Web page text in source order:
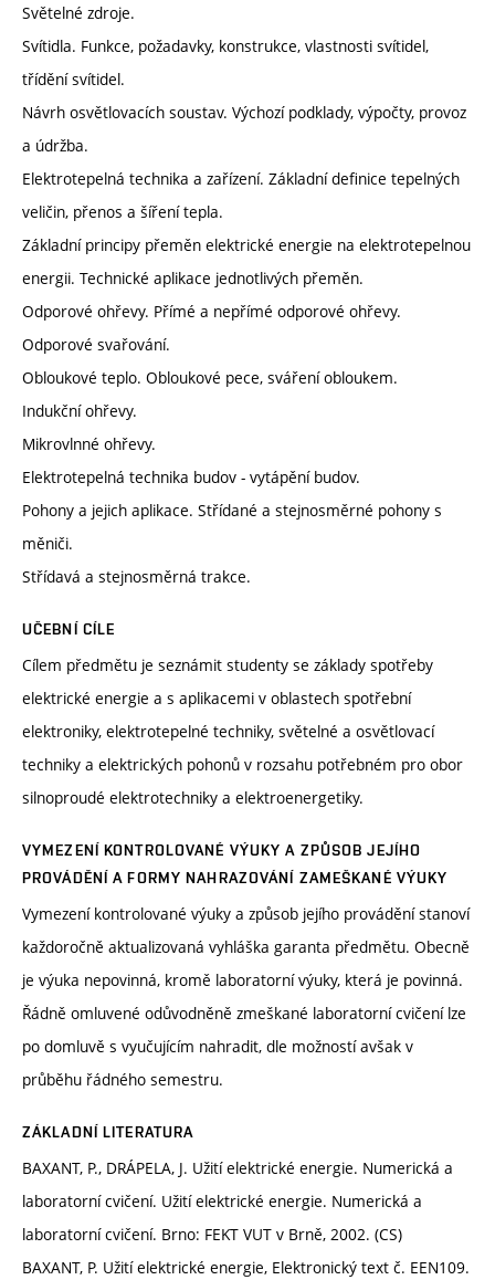
Světelné zdroje.
Svítidla. Funkce, požadavky, konstrukce, vlastnosti svítidel,
třídění svítidel.
Návrh osvětlovacích soustav. Výchozí podklady, výpočty, provoz
a údržba.
Elektrotepelná technika a zařízení. Základní definice tepelných
veličin, přenos a šíření tepla.
Základní principy přeměn elektrické energie na elektrotepelnou
energii. Technické aplikace jednotlivých přeměn.
Odporové ohřevy. Přímé a nepřímé odporové ohřevy.
Odporové svařování.
Obloukové teplo. Obloukové pece, sváření obloukem.
Indukční ohřevy.
Mikrovlnné ohřevy.
Elektrotepelná technika budov - vytápění budov.
Pohony a jejich aplikace. Střídané a stejnosměrné pohony s
měniči.
Střídavá a stejnosměrná trakce.
UČEBNÍ CÍLE
Cílem předmětu je seznámit studenty se základy spotřeby
elektrické energie a s aplikacemi v oblastech spotřební
elektroniky, elektrotepelné techniky, světelné a osvětlovací
techniky a elektrických pohonů v rozsahu potřebném pro obor
silnoproudé elektrotechniky a elektroenergetiky.
VYMEZENÍ KONTROLOVANÉ VÝUKY A ZPŮSOB JEJÍHO
PROVÁDĚNÍ A FORMY NAHRAZOVÁNÍ ZAMEŠKANÉ VÝUKY
Vymezení kontrolované výuky a způsob jejího provádění stanoví
každoročně aktualizovaná vyhláška garanta předmětu. Obecně
je výuka nepovinná, kromě laboratorní výuky, která je povinná.
Řádně omluvené odůvodněně zmeškané laboratorní cvičení lze
po domluvě s vyučujícím nahradit, dle možností avšak v
průběhu řádného semestru.
ZÁKLADNÍ LITERATURA
BAXANT, P., DRÁPELA, J. Užití elektrické energie. Numerická a
laboratorní cvičení. Užití elektrické energie. Numerická a
laboratorní cvičení. Brno: FEKT VUT v Brně, 2002. (CS)
BAXANT, P. Užití elektrické energie, Elektronický text č. EEN109.